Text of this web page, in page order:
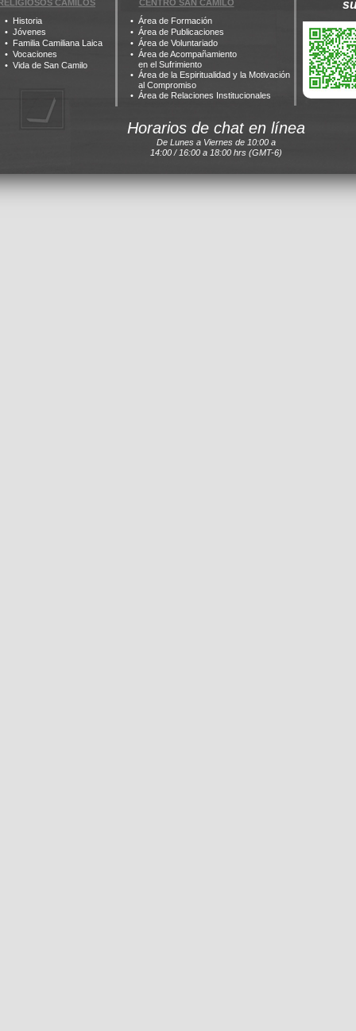
CAMILOS
Historia
Jóvenes
Familia Camiliana Laica
Vocaciones
Vida de San Camilo
CENTRO SAN CAMILO
Área de Formación
Área de Publicaciones
Área de Voluntariado
Área de Acompañamiento
en el Sufrimiento
Área de la Espiritualidad y la Motivación
al Compromiso
Área de Relaciones Institucionales
Horarios de chat en línea
De Lunes a Viernes de 10:00 a
14:00 / 16:00 a 18:00 hrs (GMT-6)